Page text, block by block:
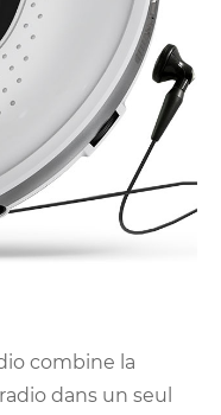
combine la
dans un seul